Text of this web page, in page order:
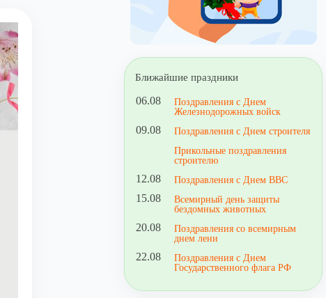
Ближайшие праздники
06.08
Поздравления с Днем
Железнодорожных войск
09.08
Поздравления с Днем строителя
Прикольные поздравления
строителю
12.08 Поздравления с Днем ВВС
15.08
Всемирный день защиты
бездомных животных
20.08
Поздравления со всемирным
днем лени
22.08
Поздравления с Днем
Государственного флага РФ